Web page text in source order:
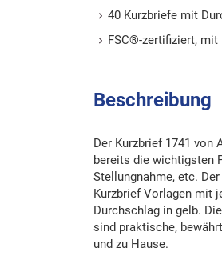
40 Kurzbriefe mit
FSC®-zertifiziert,
Beschreibung
Der Kurzbrief 1741 von
bereits die wichtigsten
Stellungnahme, etc.
Kurzbrief Vorlagen mit
Durchschlag in gelb.
sind praktische,
und zu Hause.